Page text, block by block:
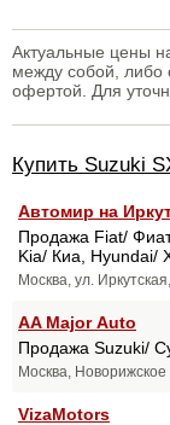
Актуальные цены
между собой, либо
офертой. Для
Купить Suzuki
Автомир на
Продажа Fiat/
Kia/ Киа, Hyundai/
Москва, ул.
AA Major Аuto
Продажа Suzuki/
Москва,
VizaMotors